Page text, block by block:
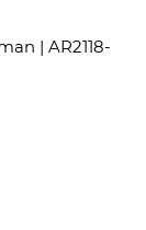
| AR2118-